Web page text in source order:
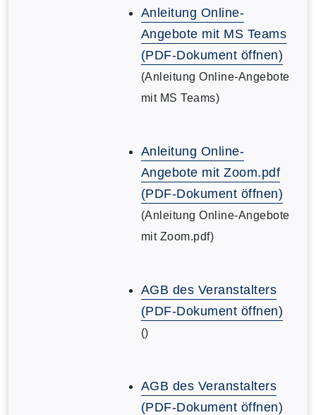
Anleitung Online-
Angebote mit MS Teams
(PDF-Dokument öffnen)
(Anleitung Online-Angebote
mit MS Teams)
Anleitung Online-
Angebote mit Zoom.pdf
(PDF-Dokument öffnen)
(Anleitung Online-Angebote
mit Zoom.pdf)
AGB des Veranstalters
(PDF-Dokument öffnen)
()
AGB des Veranstalters
(PDF-Dokument öffnen)